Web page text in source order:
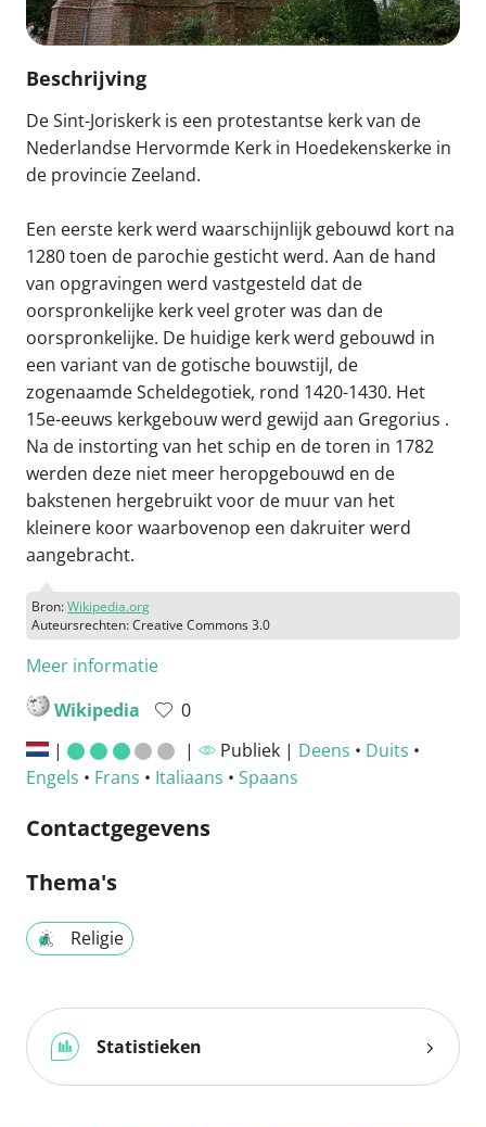
Beschrijving
De Sint-Joriskerk is een protestantse kerk van de
Nederlandse Hervormde Kerk in Hoedekenskerke in
de provincie Zeeland.
Een eerste kerk werd waarschijnlijk gebouwd kort na
1280 toen de parochie gesticht werd. Aan de hand
van opgravingen werd vastgesteld dat de
oorspronkelijke kerk veel groter was dan de
oorspronkelijke. De huidige kerk werd gebouwd in
een variant van de gotische bouwstijl, de
zogenaamde Scheldegotiek, rond 1420-1430. Het
15e-eeuws kerkgebouw werd gewijd aan Gregorius .
Na de instorting van het schip en de toren in 1782
werden deze niet meer heropgebouwd en de
bakstenen hergebruikt voor de muur van het
kleinere koor waarbovenop een dakruiter werd
aangebracht.
Bron:Wikipedia.org
Auteursrechten: Creative Commons 3.0
Meer informatie
Wikipedia
0
|
| Publiek | Deens • Duits •
Engels • Frans • Italiaans • Spaans
Contactgegevens
Thema's
Religie
Statistieken